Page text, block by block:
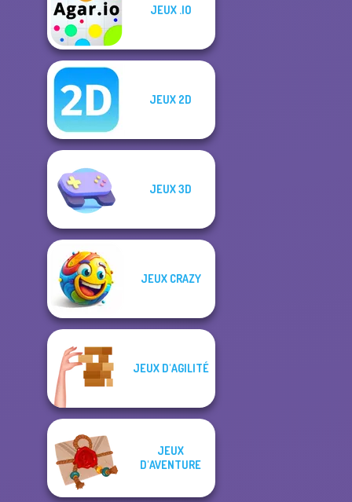
Sniper Shooter 2
JEUX .IO
JEUX 2D
JEUX 3D
JEUX CRAZY
JEUX D'AGILITÉ
JEUX
D'AVENTURE